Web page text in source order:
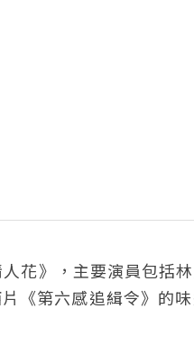
花》，主要演員包括
《第六感追緝令》的